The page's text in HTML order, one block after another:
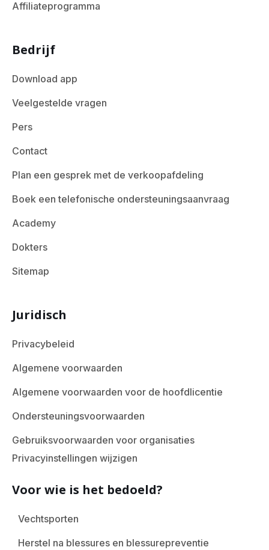
Affiliateprogramma
Bedrijf
Download app
Veelgestelde vragen
Pers
Contact
Plan een gesprek met de verkoopafdeling
Boek een telefonische ondersteuningsaanvraag
Academy
Dokters
Sitemap
Juridisch
Privacybeleid
Algemene voorwaarden
Algemene voorwaarden voor de hoofdlicentie
Ondersteuningsvoorwaarden
Gebruiksvoorwaarden voor organisaties
Privacyinstellingen wijzigen
Voor wie is het bedoeld?
Vechtsporten
Herstel na blessures en blessurepreventie